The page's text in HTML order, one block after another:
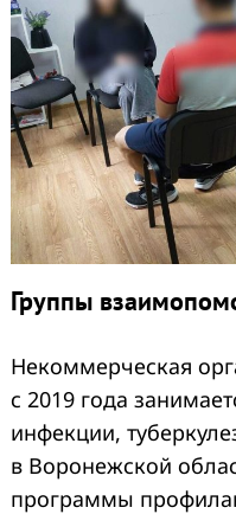
Группы
Некоммерческая
с 2019 года
инфекции,
в Воронежской
программы